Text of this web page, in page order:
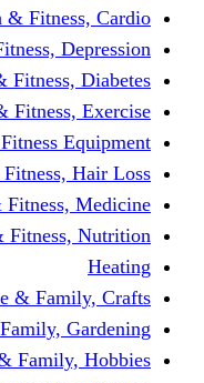
Health &
Health & Fitness,
Health &
Health &
Health & Fitness,
Health &
Health &
Health &
Home &
Home &
Home &